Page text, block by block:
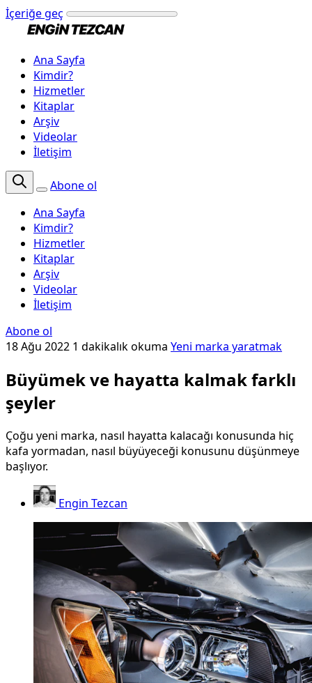
İçeriğe geç
Ana Sayfa
Kimdir?
Hizmetler
Kitaplar
Arşiv
Videolar
İletişim
Abone ol
Ana Sayfa
Kimdir?
Hizmetler
Kitaplar
Arşiv
Videolar
İletişim
Abone ol
18 Ağu 2022 1 dakikalık okuma Yeni marka yaratmak
Büyümek ve hayatta kalmak farklı
şeyler
Çoğu yeni marka, nasıl hayatta kalacağı konusunda hiç
kafa yormadan, nasıl büyüyeceği konusunu düşünmeye
başlıyor.
Engin Tezcan